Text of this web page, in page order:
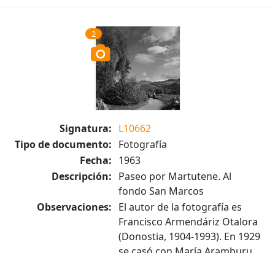
2
Signatura: L10662
Tipo de documento: Fotografía
Fecha: 1963
Descripción: Paseo por Martutene. Al
fondo San Marcos
Observaciones: El autor de la fotografía es
Francisco Armendáriz Otalora
(Donostia, 1904-1993). En 1929